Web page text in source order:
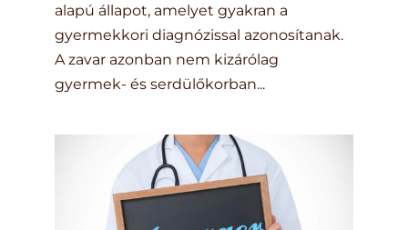
alapú állapot, amelyet gyakran a
gyermekkori diagnózissal azonosítanak.
A zavar azonban nem kizárólag
gyermek- és serdülőkorban...